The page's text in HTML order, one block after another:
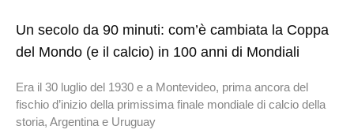
Un secolo da 90 minuti: com’è cambiata la Coppa
del Mondo (e il calcio) in 100 anni di Mondiali
Era il 30 luglio del 1930 e a Montevideo, prima ancora del
fischio d’inizio della primissima finale mondiale di calcio della
storia, Argentina e Uruguay